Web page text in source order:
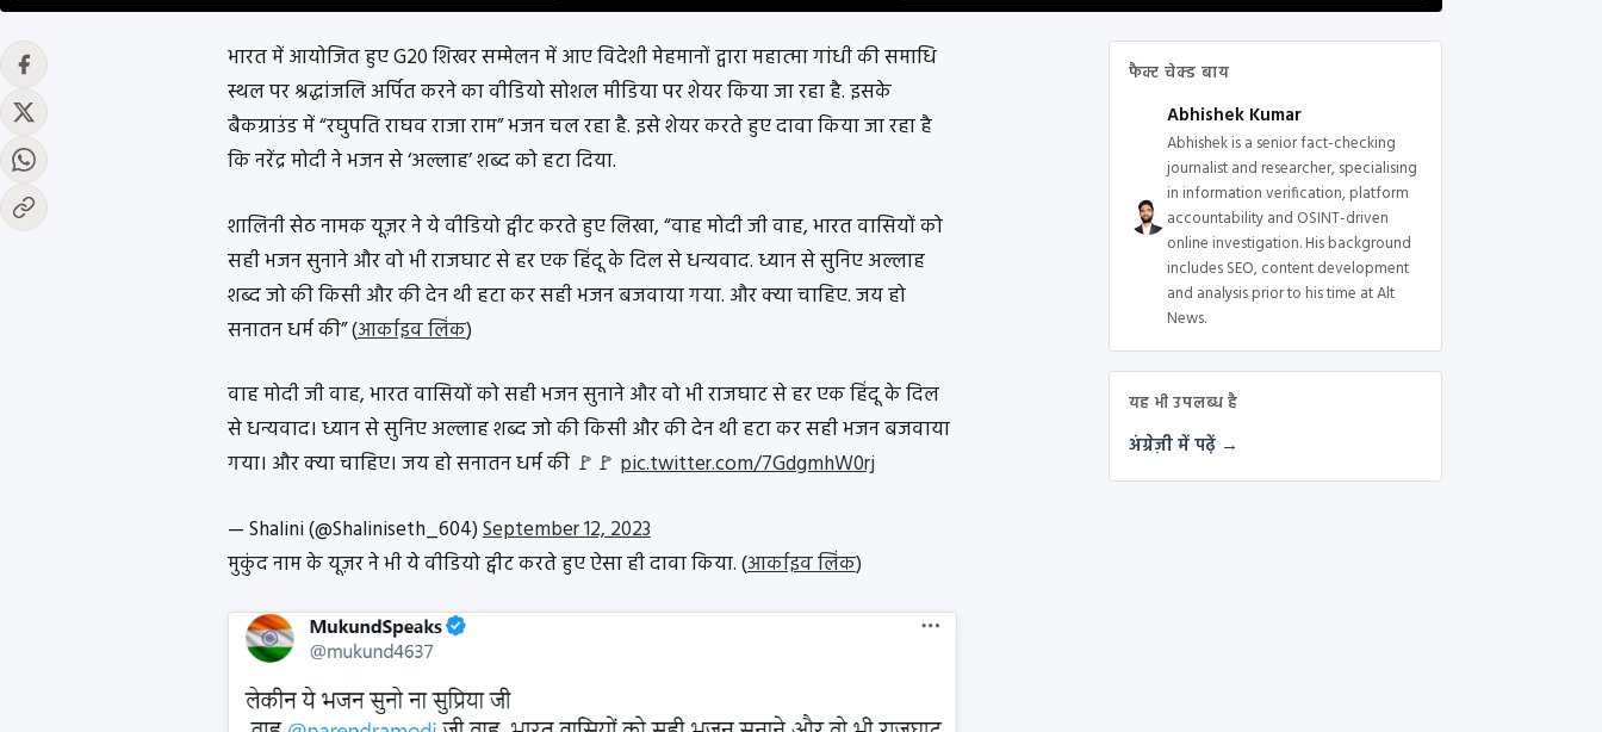
भारत में आयोजित हुए G20 शिखर सम्मेलन में आए विदेशी मेहमानों द्वारा महात्मा गांधी की समाधि
स्थल पर श्रद्धांजलि अर्पित करने का वीडियो सोशल मीडिया पर शेयर किया जा रहा है. इसके
बैकग्राउंड में “रघुपति राघव राजा राम” भजन चल रहा है. इसे शेयर करते हुए दावा किया जा रहा है
कि नरेंद्र मोदी ने भजन से ‘अल्लाह’ शब्द को हटा दिया.
शालिनी सेठ नामक यूज़र ने ये वीडियो ट्वीट करते हुए लिखा, “वाह मोदी जी वाह, भारत वासियों को
सही भजन सुनाने और वो भी राजघाट से हर एक हिंदू के दिल से धन्यवाद. ध्यान से सुनिए अल्लाह
शब्द जो की किसी और की देन थी हटा कर सही भजन बजवाया गया. और क्या चाहिए. जय हो
सनातन धर्म की” (आर्काइव लिंक)
वाह मोदी जी वाह, भारत वासियों को सही भजन सुनाने और वो भी राजघाट से हर एक हिंदू के दिल
से धन्यवाद। ध्यान से सुनिए अल्लाह शब्द जो की किसी और की देन थी हटा कर सही भजन बजवाया
गया। और क्या चाहिए। जय हो सनातन धर्म की 🚩🚩 pic.twitter.com/7GdgmhW0rj
— Shalini (@Shaliniseth_604)September 12, 2023
मुकुंद नाम के यूज़र ने भी ये वीडियो ट्वीट करते हुए ऐसा ही दावा किया. (आर्काइव लिंक)
फैक्ट चेक्ड बाय
Abhishek Kumar
Abhishek is a senior fact-checking
journalist and researcher, specialising
in information verification, platform
accountability and OSINT-driven
online investigation. His background
includes SEO, content development
and analysis prior to his time at Alt
News.
यह भी उपलब्ध है
अंग्रेज़ी में पढ़ें →